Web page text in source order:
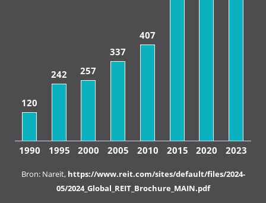
120
242 257
337
407
1990 1995 2000 2005 2010 2015 2020 2023
Bron: Nareit, https://www.reit.com/sites/default/files/2024-
05/2024_Global_REIT_Brochure_MAIN.pdf